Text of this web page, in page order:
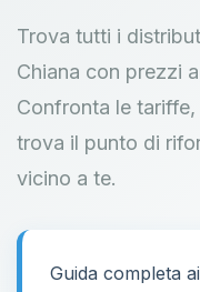
Trova tutti i
Chiana con prezzi
Confronta le
trova il punto di
vicino a te.
Guida completa